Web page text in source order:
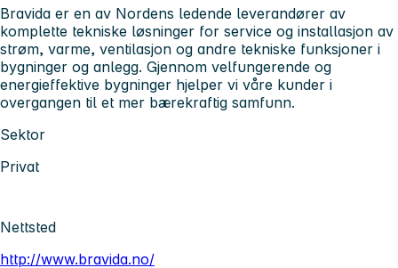
Bravida er en av Nordens ledende leverandører av
komplette tekniske løsninger for service og installasjon av
strøm, varme, ventilasjon og andre tekniske funksjoner i
bygninger og anlegg. Gjennom velfungerende og
energieffektive bygninger hjelper vi våre kunder i
overgangen til et mer bærekraftig samfunn.
Sektor
Privat
Nettsted
http://www.bravida.no/